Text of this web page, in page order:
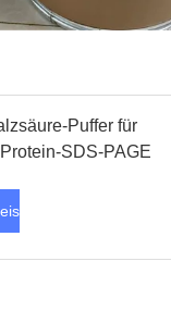
Puffer für
SDS-PAGE